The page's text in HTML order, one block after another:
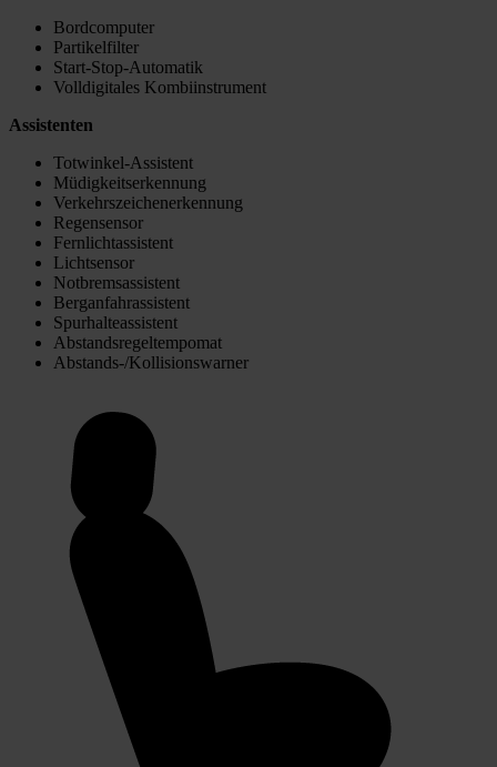
Bordcomputer
Partikelfilter
Start-Stop-Automatik
Volldigitales Kombiinstrument
Assistenten
Totwinkel-Assistent
Müdigkeitserkennung
Verkehrszeichenerkennung
Regensensor
Fernlichtassistent
Lichtsensor
Notbremsassistent
Berganfahrassistent
Spurhalteassistent
Abstandsregeltempomat
Abstands-/Kollisionswarner